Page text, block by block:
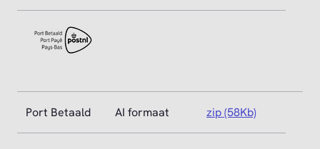
Port Betaald AI formaat zip (58Kb)